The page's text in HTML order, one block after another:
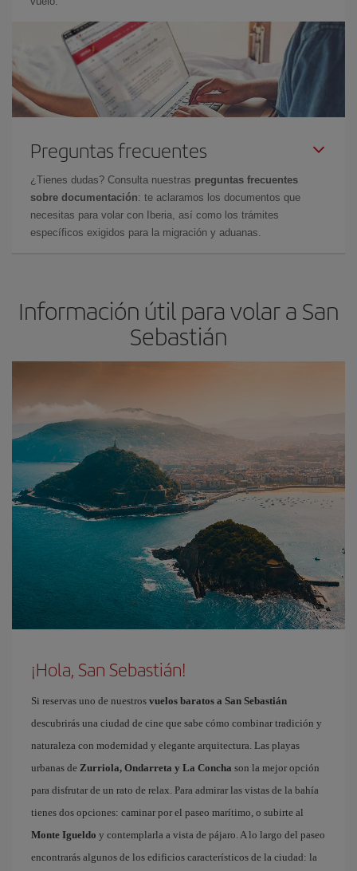
Preguntas frecuentes
¿Tienes dudas? Consulta nuestras preguntas frecuentes
sobre documentación: te aclaramos los documentos que
necesitas para volar con Iberia, así como los trámites
específicos exigidos para la migración y aduanas.
Información útil para volar a San
Sebastián
¡Hola, San Sebastián!
Si reservas uno de nuestros vuelos baratos a San Sebastián
descubrirás una ciudad de cine que sabe cómo combinar tradición y
naturaleza con modernidad y elegante arquitectura. Las playas
urbanas de Zurriola, Ondarreta y La Concha son la mejor opción
para disfrutar de un rato de relax. Para admirar las vistas de la bahía
tienes dos opciones: caminar por el paseo marítimo, o subirte al
Monte Igueldo y contemplarla a vista de pájaro. A lo largo del paseo
encontrarás algunos de los edificios característicos de la ciudad: la